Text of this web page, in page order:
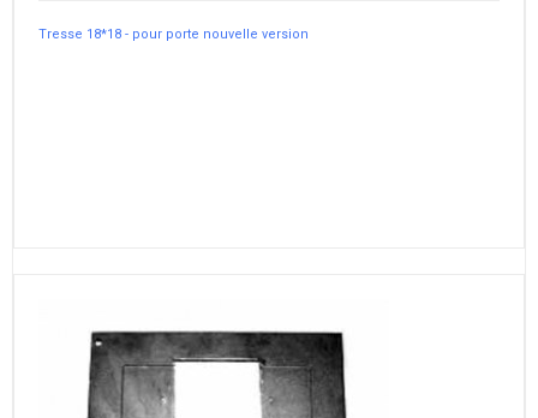
Tresse 18*18 - pour porte nouvelle version